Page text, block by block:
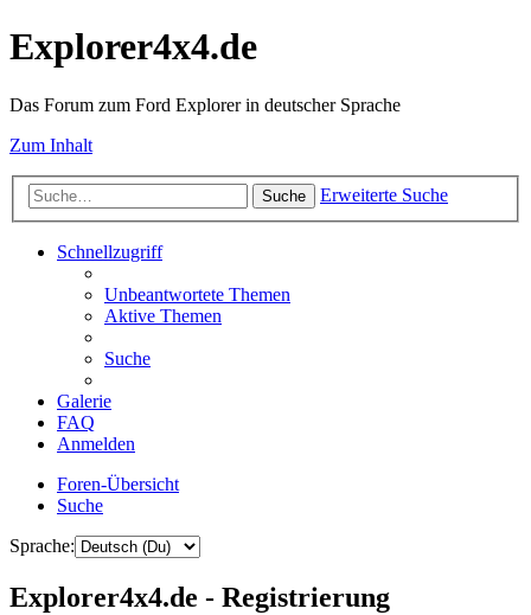
Explorer4x4.de
Das Forum zum Ford Explorer in deutscher Sprache
Zum Inhalt
Suche Erweiterte Suche
Schnellzugriff
Unbeantwortete Themen
Aktive Themen
Suche
Galerie
FAQ
Anmelden
Foren-Übersicht
Suche
Sprache:
Explorer4x4.de - Registrierung